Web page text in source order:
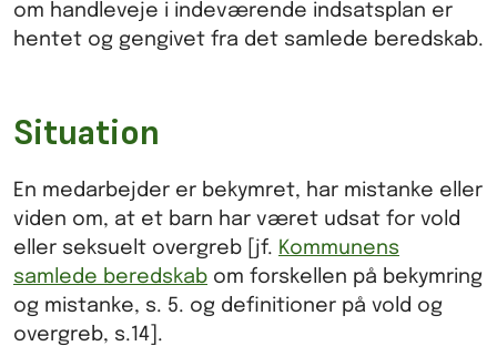
om handleveje i indeværende indsatsplan er
hentet og gengivet fra det samlede beredskab.
Situation
En medarbejder er bekymret, har mistanke eller
viden om, at et barn har været udsat for vold
eller seksuelt overgreb [jf. Kommunens
samlede beredskab om forskellen på bekymring
og mistanke, s. 5. og definitioner på vold og
overgreb, s.14].